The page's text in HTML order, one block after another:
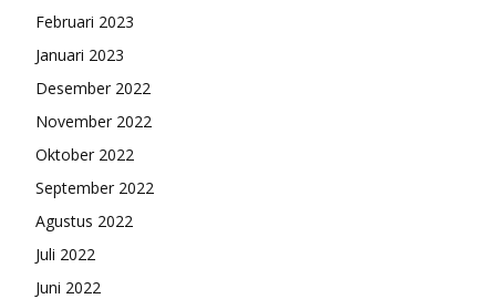
Februari 2023
Januari 2023
Desember 2022
November 2022
Oktober 2022
September 2022
Agustus 2022
Juli 2022
Juni 2022